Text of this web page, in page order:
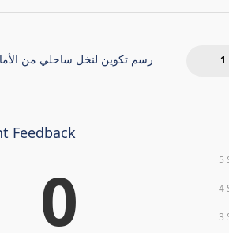
رسم تكوين لنخل ساحلي من 1
Feedback
0 5
4
3